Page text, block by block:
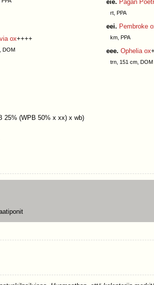
eie. Pagan
rt, PPA
ox++++
DOM
eei. Pembroke
km, PPA
eee. Ophelia ox
trn, 151 cm, DOM
25% (WPB 50% x xx) x wb)